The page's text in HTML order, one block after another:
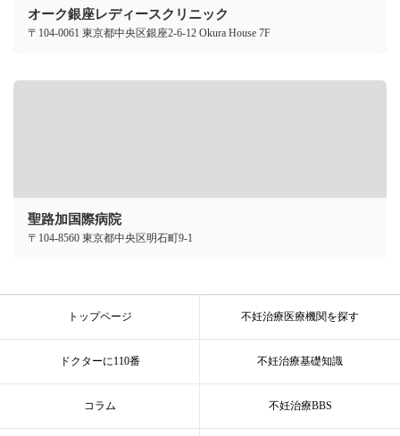
オーク銀座レディースクリニック
〒104-0061 東京都中央区銀座2-6-12 Okura House 7F
聖路加国際病院
〒104-8560 東京都中央区明石町9-1
トップページ 不妊治療医療機関を探す
ドクターに110番 不妊治療基礎知識
コラム 不妊治療BBS